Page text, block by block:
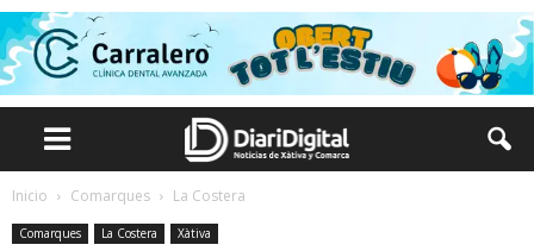
Inicio Comarques La Costera
Comarques La Costera Xàtiva